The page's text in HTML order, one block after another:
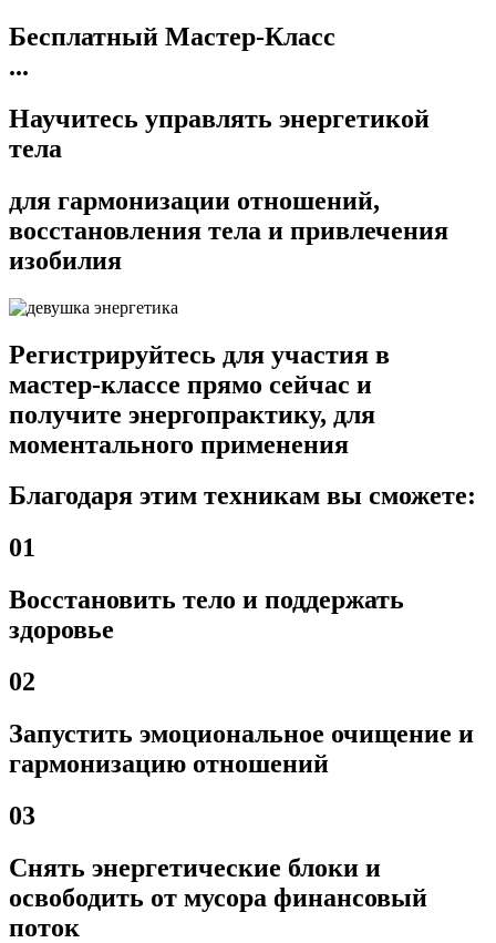
Бесплатный Мастер-Класс
...
Научитесь управлять энергетикой
тела
для гармонизации отношений,
восстановления тела и привлечения
изобилия
Регистрируйтесь для участия в
мастер-классе прямо сейчас и
получите энергопрактику, для
моментального применения
Благодаря этим техникам вы сможете:
01
Восстановить тело и поддержать
здоровье
02
Запустить эмоциональное очищение и
гармонизацию отношений
03
Снять энергетические блоки и
освободить от мусора финансовый
поток